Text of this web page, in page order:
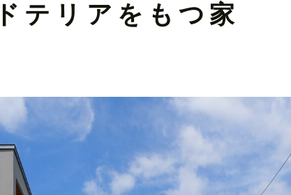
テリアをもつ家